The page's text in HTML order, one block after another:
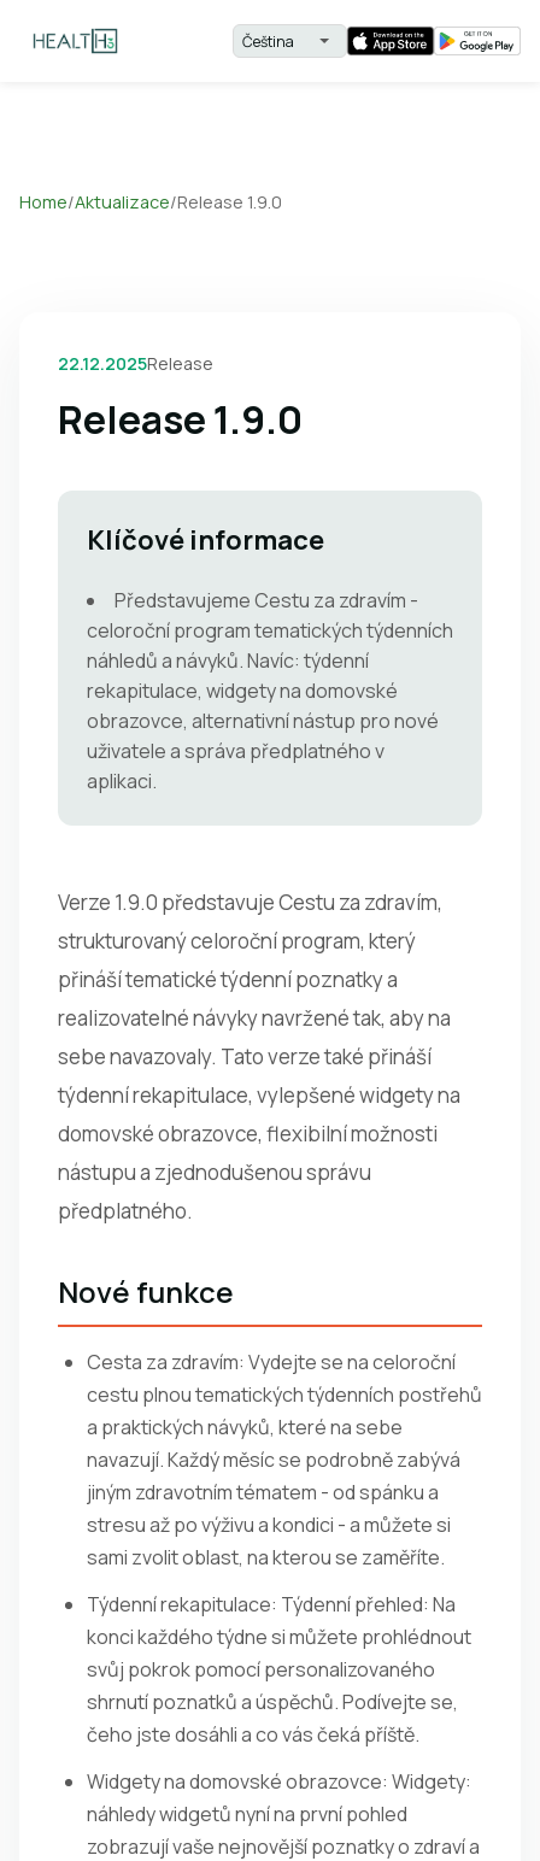
Home/Aktualizace/Release 1.9.0
22.12.2025Release
Release 1.9.0
Klíčové informace
Představujeme Cestu za zdravím -
celoroční program tematických týdenních
náhledů a návyků. Navíc: týdenní
rekapitulace, widgety na domovské
obrazovce, alternativní nástup pro nové
uživatele a správa předplatného v
aplikaci.
Verze 1.9.0 představuje Cestu za zdravím,
strukturovaný celoroční program, který
přináší tematické týdenní poznatky a
realizovatelné návyky navržené tak, aby na
sebe navazovaly. Tato verze také přináší
týdenní rekapitulace, vylepšené widgety na
domovské obrazovce, flexibilní možnosti
nástupu a zjednodušenou správu
předplatného.
Nové funkce
Cesta za zdravím: Vydejte se na celoroční
cestu plnou tematických týdenních postřehů
a praktických návyků, které na sebe
navazují. Každý měsíc se podrobně zabývá
jiným zdravotním tématem - od spánku a
stresu až po výživu a kondici - a můžete si
sami zvolit oblast, na kterou se zaměříte.
Týdenní rekapitulace: Týdenní přehled: Na
konci každého týdne si můžete prohlédnout
svůj pokrok pomocí personalizovaného
shrnutí poznatků a úspěchů. Podívejte se,
čeho jste dosáhli a co vás čeká příště.
Widgety na domovské obrazovce: Widgety:
náhledy widgetů nyní na první pohled
zobrazují vaše nejnovější poznatky o zdraví a